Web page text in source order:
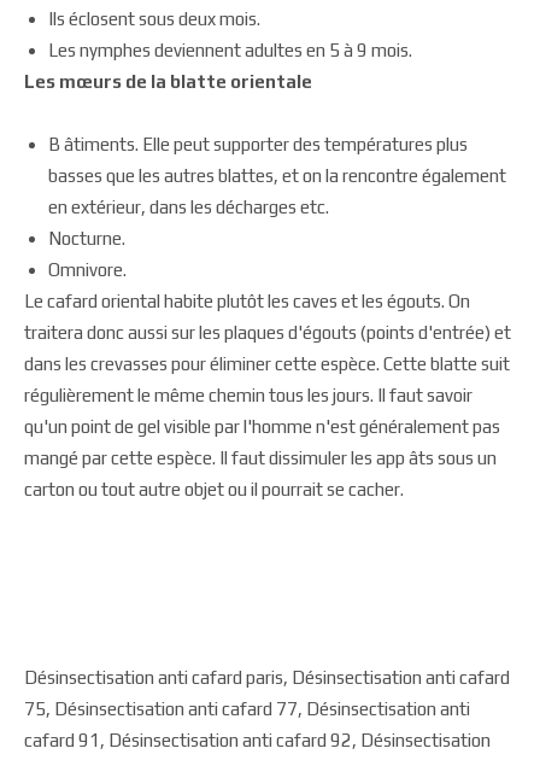
Ils éclosent sous deux mois.
Les nymphes deviennent adultes en 5 à 9 mois.
Les mœurs de la blatte orientale
B âtiments. Elle peut supporter des températures plus
basses que les autres blattes, et on la rencontre également
en extérieur, dans les décharges etc.
Nocturne.
Omnivore.
Le cafard oriental habite plutôt les caves et les égouts. On
traitera donc aussi sur les plaques d'égouts (points d'entrée) et
dans les crevasses pour éliminer cette espèce. Cette blatte suit
régulièrement le même chemin tous les jours. Il faut savoir
qu'un point de gel visible par l'homme n'est généralement pas
mangé par cette espèce. Il faut dissimuler les app âts sous un
carton ou tout autre objet ou il pourrait se cacher.
Désinsectisation anti cafard paris, Désinsectisation anti cafard
75, Désinsectisation anti cafard 77, Désinsectisation anti
cafard 91, Désinsectisation anti cafard 92, Désinsectisation